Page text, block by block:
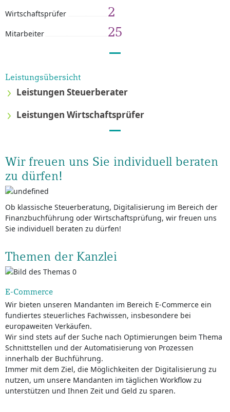
Wirtschaftsprüfer 2
Mitarbeiter 25
Leistungsübersicht
Leistungen Steuerberater
Leistungen Wirtschaftsprüfer
Wir freuen uns Sie individuell beraten
zu dürfen!
Ob klassische Steuerberatung, Digitalisierung im Bereich der
Finanzbuchführung oder Wirtschaftsprüfung, wir freuen uns
Sie individuell beraten zu dürfen!
Themen der Kanzlei
E-Commerce
Wir bieten unseren Mandanten im Bereich E-Commerce ein
fundiertes steuerliches Fachwissen, insbesondere bei
europaweiten Verkäufen.
Wir sind stets auf der Suche nach Optimierungen beim Thema
Schnittstellen und der Automatisierung von Prozessen
innerhalb der Buchführung.
Immer mit dem Ziel, die Möglichkeiten der Digitalisierung zu
nutzen, um unsere Mandanten im täglichen Workflow zu
unterstützen und Ihnen Zeit und Geld zu sparen.